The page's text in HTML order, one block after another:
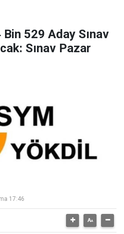
529 Aday Sınav
Sınav Pazar
17:46